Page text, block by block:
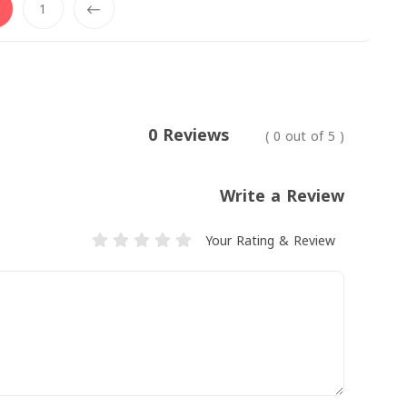
1
0 Reviews ( 0 out of 5 )
Write a Review
Your Rating & Review